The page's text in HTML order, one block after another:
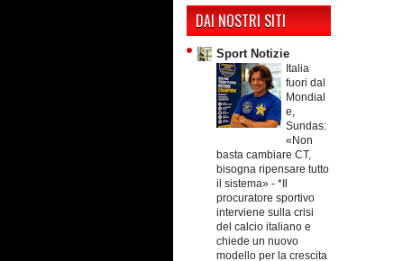
DAI NOSTRI SITI
Sport Notizie
Italia
fuori dal
Mondial
e,
Sundas:
«Non
basta cambiare CT,
bisogna ripensare tutto
il sistema» - *Il
procuratore sportivo
interviene sulla crisi
del calcio italiano e
chiede un nuovo
modello per la crescita